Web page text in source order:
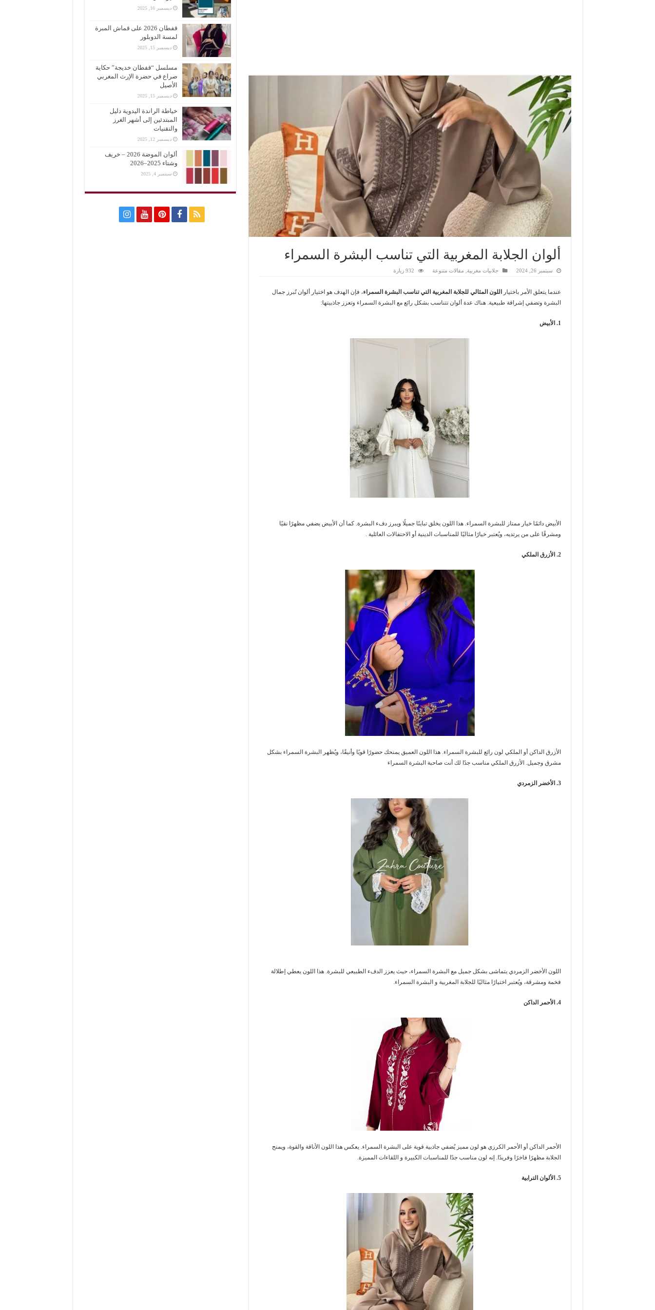
ألوان الجلابة المغربية التي تناسب البشرة السمراء
سبتمبر 26, 2024 جلابيات مغربية مقالات متنوعة 932 زيارة
عندما يتعلق الأمر باختيار اللون المثالي للجلابة المغربية التي تناسب البشرة السمراء، فإن الهدف هو اختيار ألوان تُبرز جمال
البشرة وتضفي إشراقة طبيعية. هناك عدة ألوان تتناسب بشكل رائع مع البشرة السمراء وتعزز جاذبيتها:
1. الأبيض
الأبيض دائمًا خيار ممتاز للبشرة السمراء. هذا اللون يخلق تباينًا جميلًا ويبرز دفء البشرة. كما أن الأبيض يضفي مظهرًا نقيًا
ومشرقًا على من يرتديه، ويُعتبر خيارًا مثاليًا للمناسبات الدينية أو الاحتفالات العائلية .
2. الأزرق الملكي
الأزرق الداكن أو الملكي لون رائع للبشرة السمراء. هذا اللون العميق يمنحك حضورًا قويًا وأنيقًا، ويُظهر البشرة السمراء بشكل
مشرق وجميل. الأزرق الملكي مناسب جدًا لك أنت صاحبة البشرة السمراء
3. الأخضر الزمردي
اللون الأخضر الزمردي يتماشى بشكل جميل مع البشرة السمراء، حيث يعزز الدفء الطبيعي للبشرة. هذا اللون يعطي إطلالة
فخمة ومشرقة، ويُعتبر اختيارًا مثاليًا للجلابة المغربية و البشرة السمراء.
4. الأحمر الداكن
الأحمر الداكن أو الأحمر الكرزي هو لون مميز يُضفي جاذبية قوية على البشرة السمراء. يعكس هذا اللون الأناقة والقوة، ويمنح
الجلابة مظهرًا فاخرًا وفريدًا. إنه لون مناسب جدًا للمناسبات الكبيرة و اللقاءات المميزة.
5. الألوان الترابية
ديسمبر 16, 2025
قفطان 2026 على قماش المبرة
لمسة الدوبلور
ديسمبر 15, 2025
مسلسل “قفطان خديجة” حكاية
صراع في حضرة الإرث المغربي
الأصيل
ديسمبر 15, 2025
خياطة الراندة اليدوية دليل
المبتدئين إلى أشهر الغرز
والتقنيات
ديسمبر 12, 2025
ألوان الموضة 2026 – خريف
وشتاء 2025–2026
سبتمبر 4, 2025